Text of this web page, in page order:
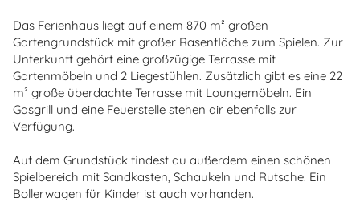
Das Ferienhaus liegt auf einem 870 m² großen
Gartengrundstück mit großer Rasenfläche zum Spielen. Zur
Unterkunft gehört eine großzügige Terrasse mit
Gartenmöbeln und 2 Liegestühlen. Zusätzlich gibt es eine 22
m² große überdachte Terrasse mit Loungemöbeln. Ein
Gasgrill und eine Feuerstelle stehen dir ebenfalls zur
Verfügung.
Auf dem Grundstück findest du außerdem einen schönen
Spielbereich mit Sandkasten, Schaukeln und Rutsche. Ein
Bollerwagen für Kinder ist auch vorhanden.